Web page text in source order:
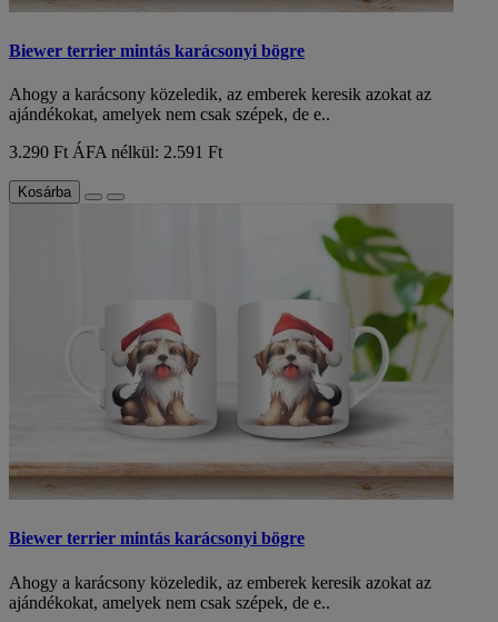
Biewer terrier mintás karácsonyi bögre
Ahogy a karácsony közeledik, az emberek keresik azokat az
ajándékokat, amelyek nem csak szépek, de e..
3.290 Ft ÁFA nélkül: 2.591 Ft
Kosárba
Biewer terrier mintás karácsonyi bögre
Ahogy a karácsony közeledik, az emberek keresik azokat az
ajándékokat, amelyek nem csak szépek, de e..